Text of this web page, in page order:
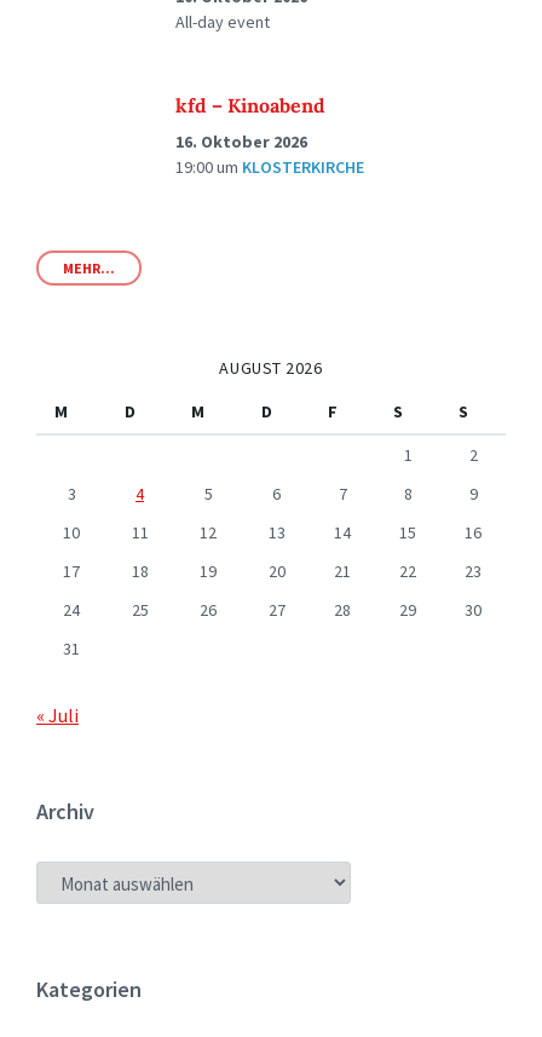
All-day event
kfd – Kinoabend
16. Oktober 2026
19:00um KLOSTERKIRCHE
MEHR...
AUGUST 2026
M
D M D F S
S
1
2
3
4 5 6 7 8
9
10
11 12 13 14 15
16
17
18 19 20 21 22
23
24
25 26 27 28 29
30
31
« Juli
Archiv
ARCHIV
Kategorien